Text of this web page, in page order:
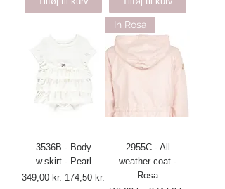
3536B - Body
w.skirt - Pearl
Regulær pris
349,00 kr. Salgspris
174,50 kr.
In Rosa
2955C - All
weather coat -
Rosa